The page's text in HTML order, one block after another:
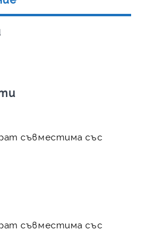
съвместима със
съвместима със